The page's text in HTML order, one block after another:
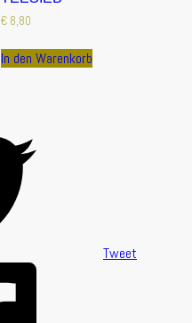
€8,80
In den Warenkorb
Tweet